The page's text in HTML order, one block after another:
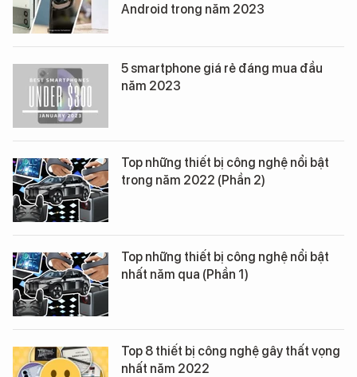
Android trong năm 2023
5 smartphone giá rẻ đáng mua đầu
năm 2023
Top những thiết bị công nghệ nổi bật
trong năm 2022 (Phần 2)
Top những thiết bị công nghệ nổi bật
nhất năm qua (Phần 1)
Top 8 thiết bị công nghệ gây thất vọng
nhất năm 2022